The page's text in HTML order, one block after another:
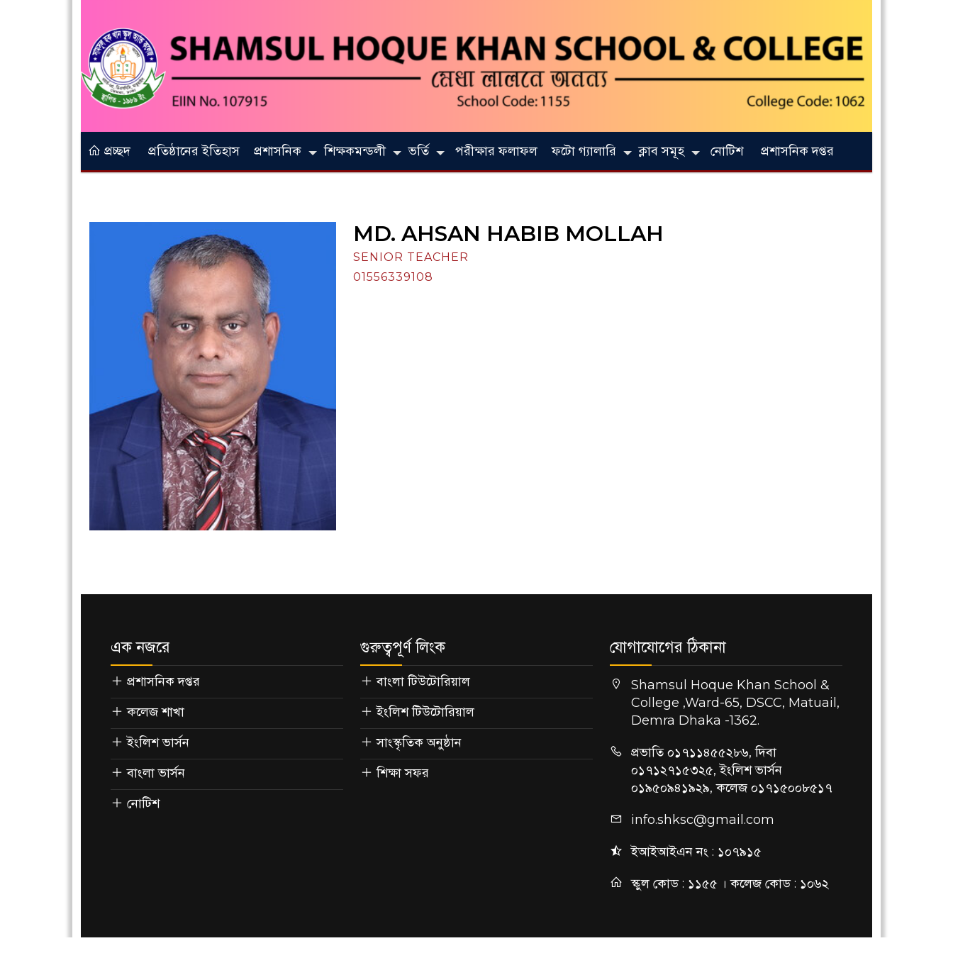
প্রচ্ছদ প্রতিষ্ঠানের ইতিহাস প্রশাসনিক শিক্ষকমন্ডলী ভর্তি পরীক্ষার ফলাফল ফটো গ্যালারি ক্লাব সমূহ নোটিশ প্রশাসনিক দপ্তর
MD. AHSAN HABIB MOLLAH
SENIOR TEACHER
01556339108
এক নজরে
প্রশাসনিক দপ্তর
কলেজ শাখা
ইংলিশ ভার্সন
বাংলা ভার্সন
নোটিশ
গুরুত্বপূর্ণ লিংক
বাংলা টিউটোরিয়াল
ইংলিশ টিউটোরিয়াল
সাংস্কৃতিক অনুষ্ঠান
শিক্ষা সফর
যোগাযোগের ঠিকানা
Shamsul Hoque Khan School &
College ,Ward-65, DSCC, Matuail,
Demra Dhaka -1362.
প্রভাতি ০১৭১১৪৫৫২৮৬, দিবা
০১৭১২৭১৫৩২৫, ইংলিশ ভার্সন
০১৯৫০৯৪১৯২৯, কলেজ ০১৭১৫০০৮৫১৭
info.shksc@gmail.com
ইআইআইএন নং : ১০৭৯১৫
স্কুল কোড : ১১৫৫ । কলেজ কোড : ১০৬২